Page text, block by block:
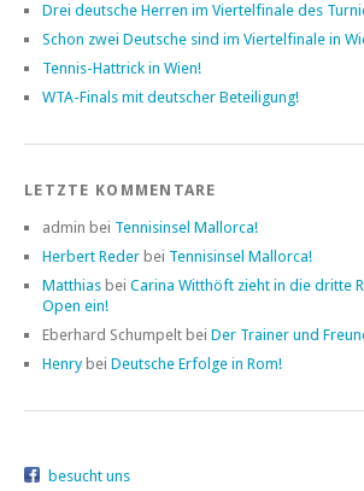
Drei deutsche Herren im Viertelfinale des
Schon zwei Deutsche sind im Viertelfinale in
Tennis-Hattrick in Wien!
WTA-Finals mit deutscher Beteiligung!
LETZTE KOMMENTARE
admin bei Tennisinsel Mallorca!
Herbert Reder bei Tennisinsel Mallorca!
Matthias bei Carina Witthöft zieht in die dritte
Open ein!
Eberhard Schumpelt bei Der Trainer und
Henry bei Deutsche Erfolge in Rom!
besucht uns